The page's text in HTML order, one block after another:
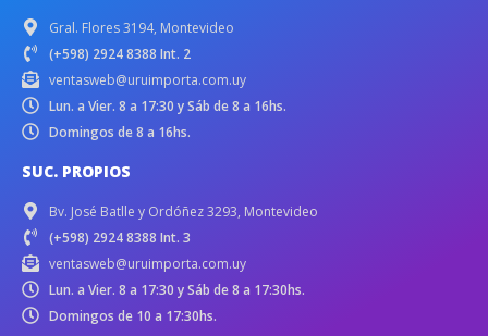
Gral. Flores 3194, Montevideo
(+598) 2924 8388 Int. 2
ventasweb@uruimporta.com.uy
Lun. a Vier. 8 a 17:30 y Sáb de 8 a 16hs.
Domingos de 8 a 16hs.
SUC. PROPIOS
Bv. José Batlle y Ordóñez 3293, Montevideo
(+598) 2924 8388 Int. 3
ventasweb@uruimporta.com.uy
Lun. a Vier. 8 a 17:30 y Sáb de 8 a 17:30hs.
Domingos de 10 a 17:30hs.